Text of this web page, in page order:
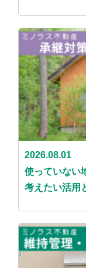
2026.08.01
使っていない
考えたい活用